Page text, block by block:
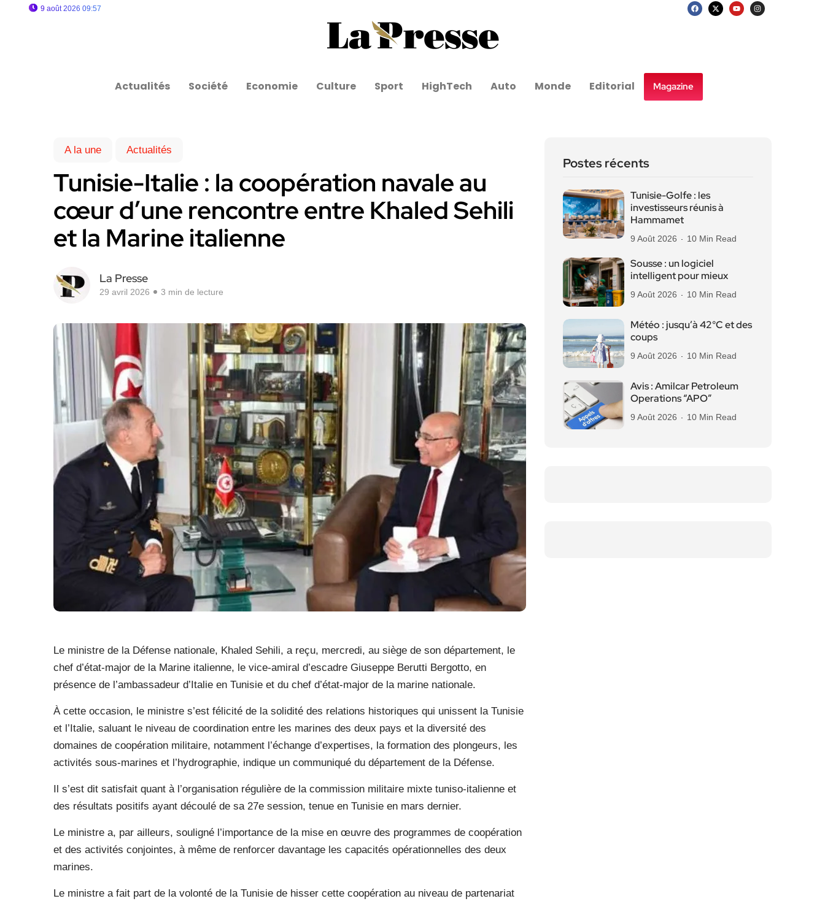
9 août 2026 09:57
Actualités Société Economie Culture Sport HighTech Auto Monde Editorial Magazine
A la une Actualités
Tunisie-Italie : la coopération navale au
cœur d’une rencontre entre Khaled Sehili
et la Marine italienne
La Presse
29 avril 2026 3 min de lecture
Le ministre de la Défense nationale, Khaled Sehili, a reçu, mercredi, au siège de son département, le
chef d’état-major de la Marine italienne, le vice-amiral d’escadre Giuseppe Berutti Bergotto, en
présence de l’ambassadeur d’Italie en Tunisie et du chef d’état-major de la marine nationale.
À cette occasion, le ministre s’est félicité de la solidité des relations historiques qui unissent la Tunisie
et l’Italie, saluant le niveau de coordination entre les marines des deux pays et la diversité des
domaines de coopération militaire, notamment l’échange d’expertises, la formation des plongeurs, les
activités sous-marines et l’hydrographie, indique un communiqué du département de la Défense.
Il s’est dit satisfait quant à l’organisation régulière de la commission militaire mixte tuniso-italienne et
des résultats positifs ayant découlé de sa 27e session, tenue en Tunisie en mars dernier.
Le ministre a, par ailleurs, souligné l’importance de la mise en œuvre des programmes de coopération
et des activités conjointes, à même de renforcer davantage les capacités opérationnelles des deux
marines.
Le ministre a fait part de la volonté de la Tunisie de hisser cette coopération au niveau de partenariat
Postes récents
Tunisie-Golfe : les
investisseurs réunis à
Hammamet
9 Août 2026 10 Min Read
Sousse : un logiciel
intelligent pour mieux
9 Août 2026 10 Min Read
Météo : jusqu’à 42°C et des
coups
9 Août 2026 10 Min Read
Avis : Amilcar Petroleum
Operations “APO”
9 Août 2026 10 Min Read